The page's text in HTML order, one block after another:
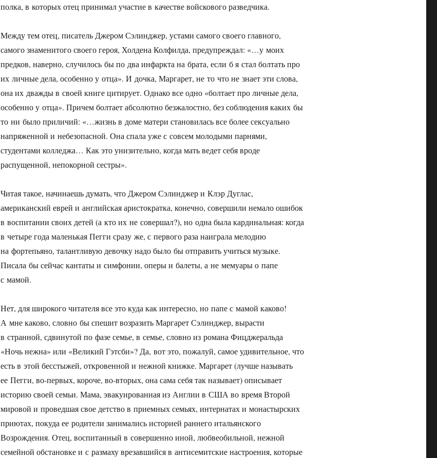
полка, в которых отец принимал участие в качестве войскового разведчика.
Между тем отец, писатель Джером Сэлинджер, устами самого своего главного,
самого знаменитого своего героя, Холдена Колфилда, предупреждал: «…у моих
предков, наверно, случилось бы по два инфаркта на брата, если б я стал болтать про
их личные дела, особенно у отца». И дочка, Маргарет, не то что не знает эти слова,
она их дважды в своей книге цитирует. Однако все одно «болтает про личные дела,
особенно у отца». Причем болтает абсолютно безжалостно, без соблюдения каких бы
то ни было приличий: «…жизнь в доме матери становилась все более сексуально
напряженной и небезопасной. Она спала уже с совсем молодыми парнями,
студентами колледжа… Как это унизительно, когда мать ведет себя вроде
распущенной, непокорной сестры».
Читая такое, начинаешь думать, что Джером Сэлинджер и Клэр Дуглас,
американский еврей и английская аристократка, конечно, совершили немало ошибок
в воспитании своих детей (а кто их не совершал?), но одна была кардинальная: когда
в четыре года маленькая Пегги сразу же, с первого раза наиграла мелодию
на фортепьяно, талантливую девочку надо было бы отправить учиться музыке.
Писала бы сейчас кантаты и симфонии, оперы и балеты, а не мемуары о папе
с мамой.
Нет, для широкого читателя все это куда как интересно, но папе с мамой каково!
А мне каково, словно бы спешит возразить Маргарет Сэлинджер, вырасти
в странной, сдвинутой по фазе семье, в семье, словно из романа Фицджеральда
«Ночь нежна» или «Великий Гэтсби»? Да, вот это, пожалуй, самое удивительное, что
есть в этой бесстыжей, откровенной и нежной книжке. Маргарет (лучше называть
ее Пегги, во-первых, короче, во-вторых, она сама себя так называет) описывает
историю своей семьи. Мама, эвакуированная из Англии в США во время Второй
мировой и проведшая свое детство в приемных семьях, интернатах и монастырских
приютах, покуда ее родители занимались историей раннего итальянского
Возрождения. Отец, воспитанный в совершенно иной, любвеобильной, нежной
семейной обстановке и с размаху врезавшийся в антисемитские настроения, которые